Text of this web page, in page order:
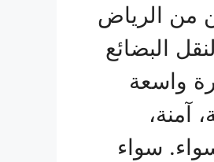
من الرياض
البضائع
واسعة
آمنة،
سواء